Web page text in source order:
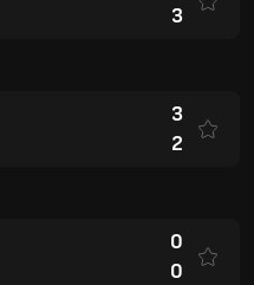
3
3
2
0
0